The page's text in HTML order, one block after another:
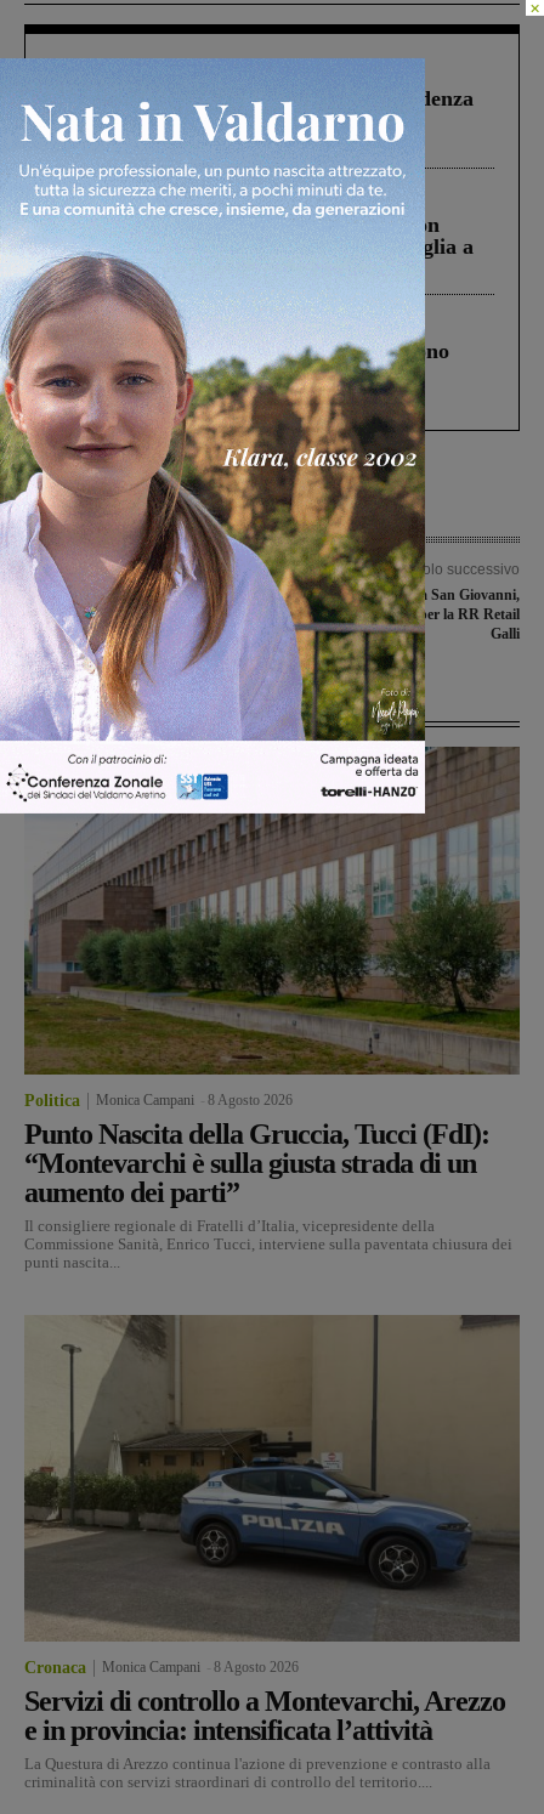
Piscina di Figline finanziata oltre la scadenza
Pnrr, il gruppo di Fratelli d’Italia: “Un
ringraziamento al Governo”
Cronaca 3 Agosto 2026
Scomparso da una struttura di Castiglion
Fiorentino l’uomo che aveva ucciso la figlia a
Levane nel 2020
Cronaca 4 Agosto 2026
Un anno fa la strage in A1 in cui morirono
Gianni, Giulia e Franco. Lo schianto, il
processo, lo stop ai sorpassi fra tir....
Articolo precedente
Perseguita l’ex moglie con insulti e
minacce: arrestato dai carabinieri
Articolo successivo
Campobasso vince a San Giovanni,
terza sconfitta di fila per la RR Retail
Galli
Ultime Notizie
Politica Monica Campani 8 Agosto 2026
Punto Nascita della Gruccia, Tucci (FdI):
“Montevarchi è sulla giusta strada di un
aumento dei parti”
Il consigliere regionale di Fratelli d’Italia, vicepresidente della
Commissione Sanità, Enrico Tucci, interviene sulla paventata chiusura dei
punti nascita...
Cronaca Monica Campani 8 Agosto 2026
Servizi di controllo a Montevarchi, Arezzo
e in provincia: intensificata l’attività
La Questura di Arezzo continua l'azione di prevenzione e contrasto alla
criminalità con servizi straordinari di controllo del territorio....
×